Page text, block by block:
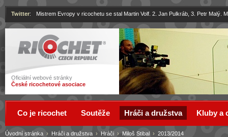
Ricochet
Oficiální webové stránky
České ricochetové asociace
Twitter: Mistrem Evropy v ricochetu se stal Martin Volf. 2. Jan Pulkráb, 3. Petr Malý.
Úvodní stránka › Hráči a družstva › Hráči › Miloš Stibal › 2013/2014
Co je ricochet Soutěže Hráči a družstva Kluby a